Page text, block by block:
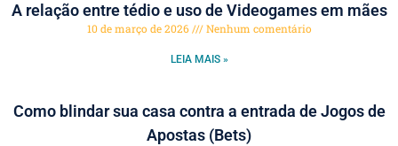
A relação entre tédio e uso de Videogames em mães
10 de março de 2026 Nenhum comentário
LEIA MAIS »
Como blindar sua casa contra a entrada de Jogos de
Apostas (Bets)